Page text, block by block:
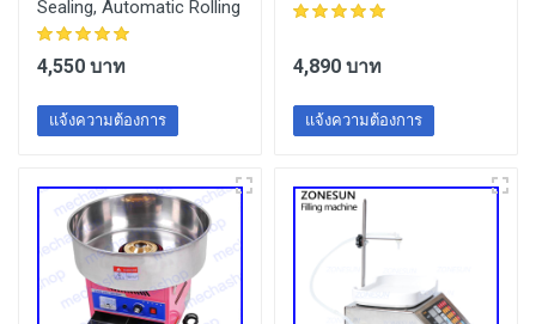
Sealing, Automatic Rolling
4,550 บาท
แจ้งความต้องการ
4,890 บาท
แจ้งความต้องการ